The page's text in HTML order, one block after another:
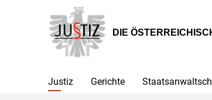
Hauptnavigation
[1]
Inhalt
[2]
Untermenü
[3]
DIE
Justiz Gerichte